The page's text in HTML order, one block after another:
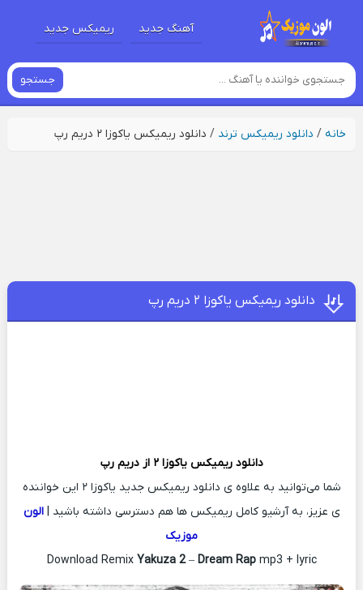
آهنگ جدید ریمیکس جدید
جستجو
خانه/ دانلود ریمیکس ترند / دانلود ریمیکس یاکوزا ۲ دریم رپ
دانلود ریمیکس یاکوزا ۲ دریم رپ
دانلود ریمیکس یاکوزا ۲ از
دریم رپ
شما می‌توانید به علاوه ی دانلود ریمیکس جدید یاکوزا ۲ این خواننده
ی عزیز، به آرشیو کامل ریمیکس ها هم دسترسی داشته باشید |الون
موزیک
Download Remix Yakuza 2– Dream Rapmp3 + lyric